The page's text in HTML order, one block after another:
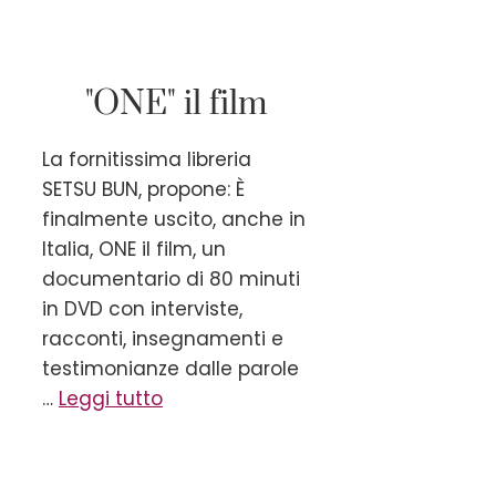
"ONE" il film
La fornitissima libreria
SETSU BUN, propone: È
finalmente uscito, anche in
Italia, ONE il film, un
documentario di 80 minuti
in DVD con interviste,
racconti, insegnamenti e
testimonianze dalle parole
… Leggi tutto